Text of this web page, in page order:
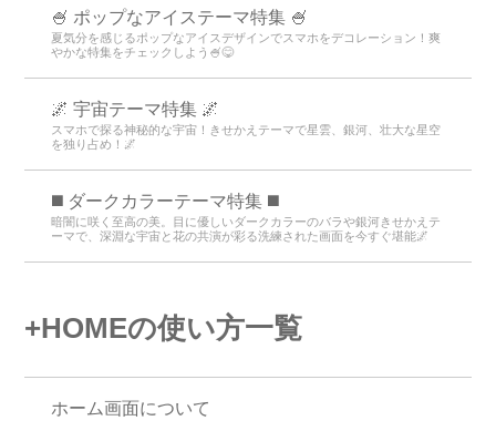
🍧 ポップなアイステーマ特集 🍧
夏気分を感じるポップなアイスデザインでスマホをデコレーション！爽
やかな特集をチェックしよう🍧😋
🌌 宇宙テーマ特集 🌌
スマホで探る神秘的な宇宙！きせかえテーマで星雲、銀河、壮大な星空
を独り占め！🌌
️◼️ ダークカラーテーマ特集️ ◼️
暗闇に咲く至高の美。目に優しいダークカラーのバラや銀河きせかえテ
ーマで、深淵な宇宙と花の共演が彩る洗練された画面を今すぐ堪能🌌
+HOMEの使い方一覧
ホーム画面について